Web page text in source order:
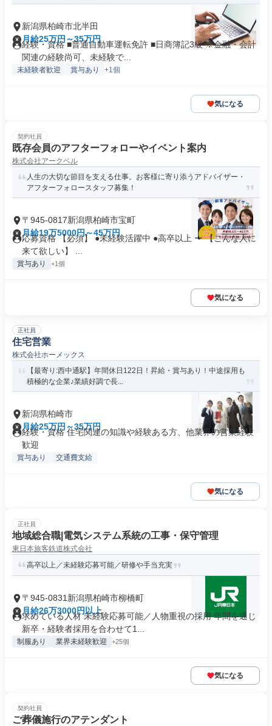
新潟県柏崎市北半田
月給25万円～35万円
経験・資格 ■普通自動車運転免許 ■日商簿記3級 ※金融・会計
関連の経験尚可、未経験で...
未経験者歓迎 賞与あり +1個
気になる
契約社員
既存会員のアフターフォローやイベント案内
株式会社アークベル
人生の大切な節目を支える仕事。お客様に寄り添うアドバイザー・
アフターフォロースタッフ募集！
〒945-0817新潟県柏崎市宝町
月給19万5000円～45万円
応募資格 【必須】 ●未経験活躍中 ●高卒以上 ー 【こんな人に
来て欲しい】 ...
賞与あり +1個
気になる
正社員
住宅営業
株式会社ホーメックス
【最寄り:西中通駅】年間休日122日！昇給・賞与あり！中途採用も
積極的な企業♪業績好調で長...
新潟県柏崎市
月給25万円～35万円
経験・資格 住宅関連の知識や経験ある方、他業界の営業経験
歓迎
賞与あり 交通費支給
気になる
正社員
地域総合職|電気システム系統の工事・保守管理
東日本旅客鉄道株式会社
高卒以上／未経験応募可能／研修や手当充実
〒945-0831新潟県柏崎市柳橋町
月給26万3000円以上
求めている人材 未経験応募可能／人物重視の採用 年間を通じ
新卒・経験者採用を合わせて1...
制服あり 業界未経験歓迎 +25個
気になる
契約社員
ご葬儀施行のアテンダント